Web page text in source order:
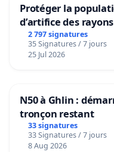
Protéger la
d’artifice des rayons
2 797 signatures
35 Signatures / 7 jours
25 Jul 2026
N50 à Ghlin :
tronçon restant
33 signatures
33 Signatures / 7 jours
8 Aug 2026